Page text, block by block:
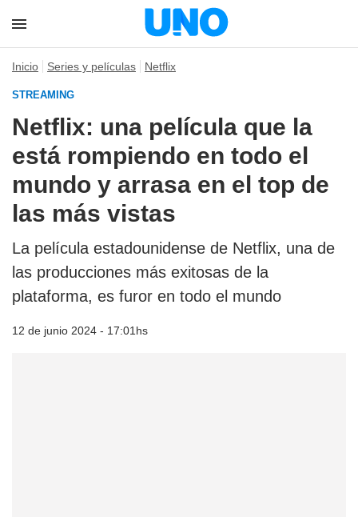
Inicio Series y películas Netflix
STREAMING
Netflix: una película que la
está rompiendo en todo el
mundo y arrasa en el top de
las más vistas
La película estadounidense de Netflix, una de
las producciones más exitosas de la
plataforma, es furor en todo el mundo
12 de junio 2024 - 17:01hs